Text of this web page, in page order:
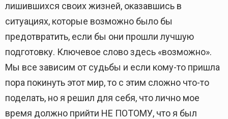
лишившихся своих жизней, оказавшись в
ситуациях, которые возможно было бы
предотвратить, если бы они прошли лучшую
подготовку. Ключевое слово здесь «возможно».
Мы все зависим от судьбы и если кому-то пришла
пора покинуть этот мир, то с этим сложно что-то
поделать, но я решил для себя, что лично мое
время должно прийти НЕ ПОТОМУ, что я был